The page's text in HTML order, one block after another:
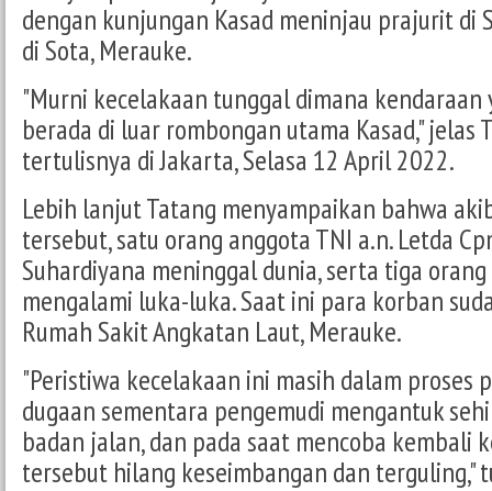
dengan kunjungan Kasad meninjau prajurit di
di Sota, Merauke.
"Murni kecelakaan tunggal dimana kendaraan
berada di luar rombongan utama Kasad," jelas
tertulisnya di Jakarta, Selasa 12 April 2022.
Lebih lanjut Tatang menyampaikan bahwa
tersebut, satu orang anggota TNI a.n. Letda
Suhardiyana meninggal dunia, serta tiga
mengalami luka-luka. Saat ini para korban
Rumah Sakit Angkatan Laut, Merauke.
"Peristiwa kecelakaan ini masih dalam proses
dugaan sementara pengemudi mengantuk
badan jalan, dan pada saat mencoba kembali
tersebut hilang keseimbangan dan terguling,"